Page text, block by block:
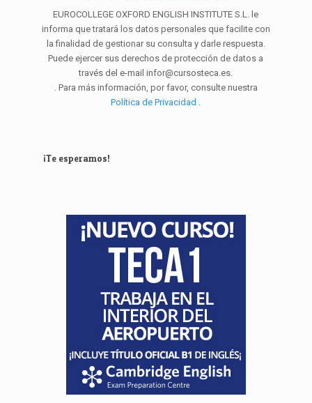
EUROCOLLEGE OXFORD ENGLISH INSTITUTE S.L. le
informa que tratará los datos personales que facilite con
la finalidad de gestionar su consulta y darle respuesta.
Puede ejercer sus derechos de protección de datos a
través del e-mail infor@cursosteca.es.
. Para más información, por favor, consulte nuestra
Política de Privacidad .
¡Te esperamos!